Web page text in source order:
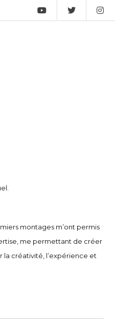
montages m’ont permis
me permettant de créer
créativité, l’expérience et